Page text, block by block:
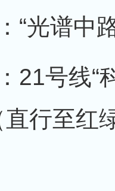
“光谱中
21号线“
行至红